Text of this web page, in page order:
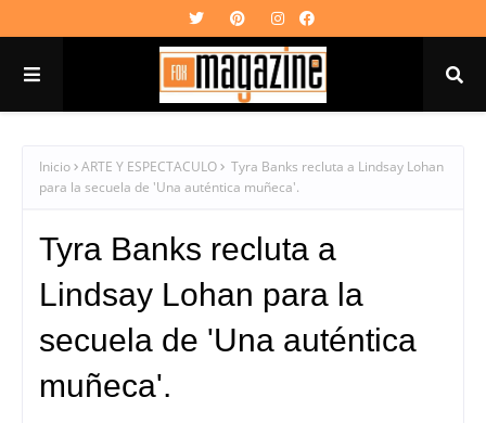
Inicio ARTE Y ESPECTACULO
Tyra Banks recluta a Lindsay Lohan
para la secuela de 'Una auténtica muñeca'.
Tyra Banks recluta a
Lindsay Lohan para la
secuela de 'Una auténtica
muñeca'.